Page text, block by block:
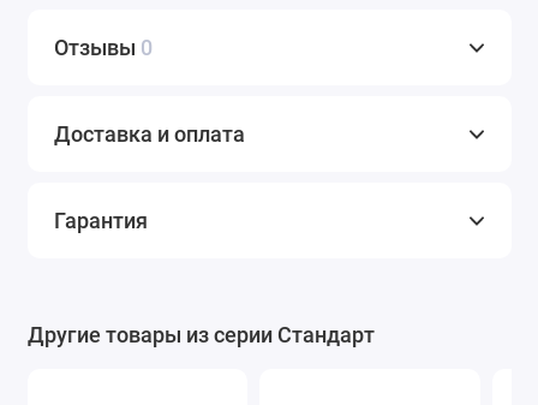
Отзывы 0
Доставка и оплата
Гарантия
Другие товары из серии Стандарт